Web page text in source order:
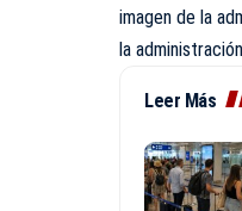
imagen de la
la
Leer Más